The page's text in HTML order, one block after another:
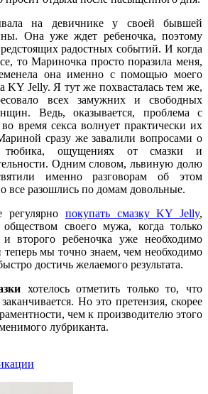
на девичнике у своей бывшей
Она уже ждет ребеночка, поэтому
радостных событий. И когда
то Мариночка просто поразила меня,
она именно с помощью моего
KY Jelly. Я тут же похвасталась тем же,
всех замужних и свободных
Ведь, оказывается, проблема с
время секса волнует практически их
сразу же завалили вопросами о
тюбика, ощущениях от смазки и
Одним словом, львиную долю
именно разговорам об этом
все разошлись по домам довольные.
покупать смазку KY Jelly,
обществом своего мужа, когда только
и второго ребеночка уже необходимо
теперь мы точно знаем, чем необходимо
достичь желаемого результата.
хотелось отметить только то, что
Но это претензия, скорее
чем к производителю этого
лубриканта.